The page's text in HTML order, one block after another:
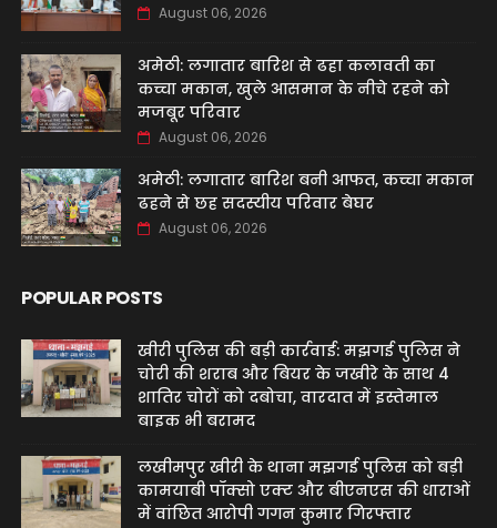
August 06, 2026
अमेठी: लगातार बारिश से ढहा कलावती का
कच्चा मकान, खुले आसमान के नीचे रहने को
मजबूर परिवार
August 06, 2026
अमेठी: लगातार बारिश बनी आफत, कच्चा मकान
ढहने से छह सदस्यीय परिवार बेघर
August 06, 2026
POPULAR POSTS
खीरी पुलिस की बड़ी कार्रवाई: मझगई पुलिस ने
चोरी की शराब और बियर के जखीरे के साथ 4
शातिर चोरों को दबोचा, वारदात में इस्तेमाल
बाइक भी बरामद
लखीमपुर खीरी के थाना मझगई पुलिस को बड़ी
कामयाबी पॉक्सो एक्ट और बीएनएस की धाराओं
में वांछित आरोपी गगन कुमार गिरफ्तार